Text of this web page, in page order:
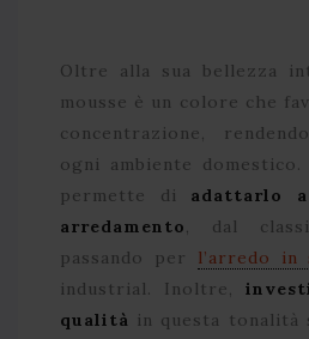
Oltre alla sua bellezza
mousse è un colore che
concentrazione,
ogni ambiente
permette di adattarlo
arredamento, dal
passando per l’arredo
industrial. Inoltre,
qualità in questa tonalità